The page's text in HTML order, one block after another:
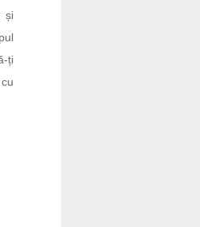
și
ți